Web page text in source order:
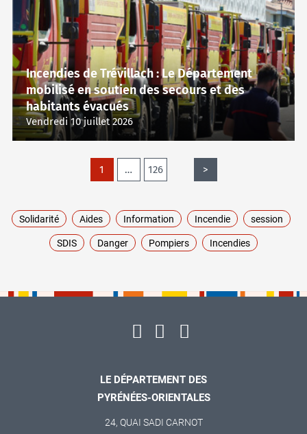
Incendies de Trévillach : Le Département
mobilisé en soutien des secours et des
habitants évacués
Vendredi 10 juillet 2026
1 … 126 >Next
Solidarité Aides Information Incendie session
SDIS Danger Pompiers Incendies
LE DÉPARTEMENT DES
PYRÉNÉES-ORIENTALES
24, QUAI SADI CARNOT